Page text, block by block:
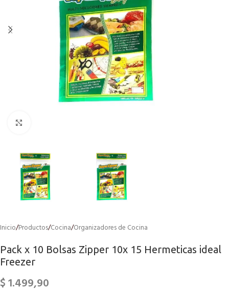
Inicio/Productos/Cocina/Organizadores de Cocina
Pack x 10 Bolsas Zipper 10x 15 Hermeticas ideal
Freezer
$1.499,90